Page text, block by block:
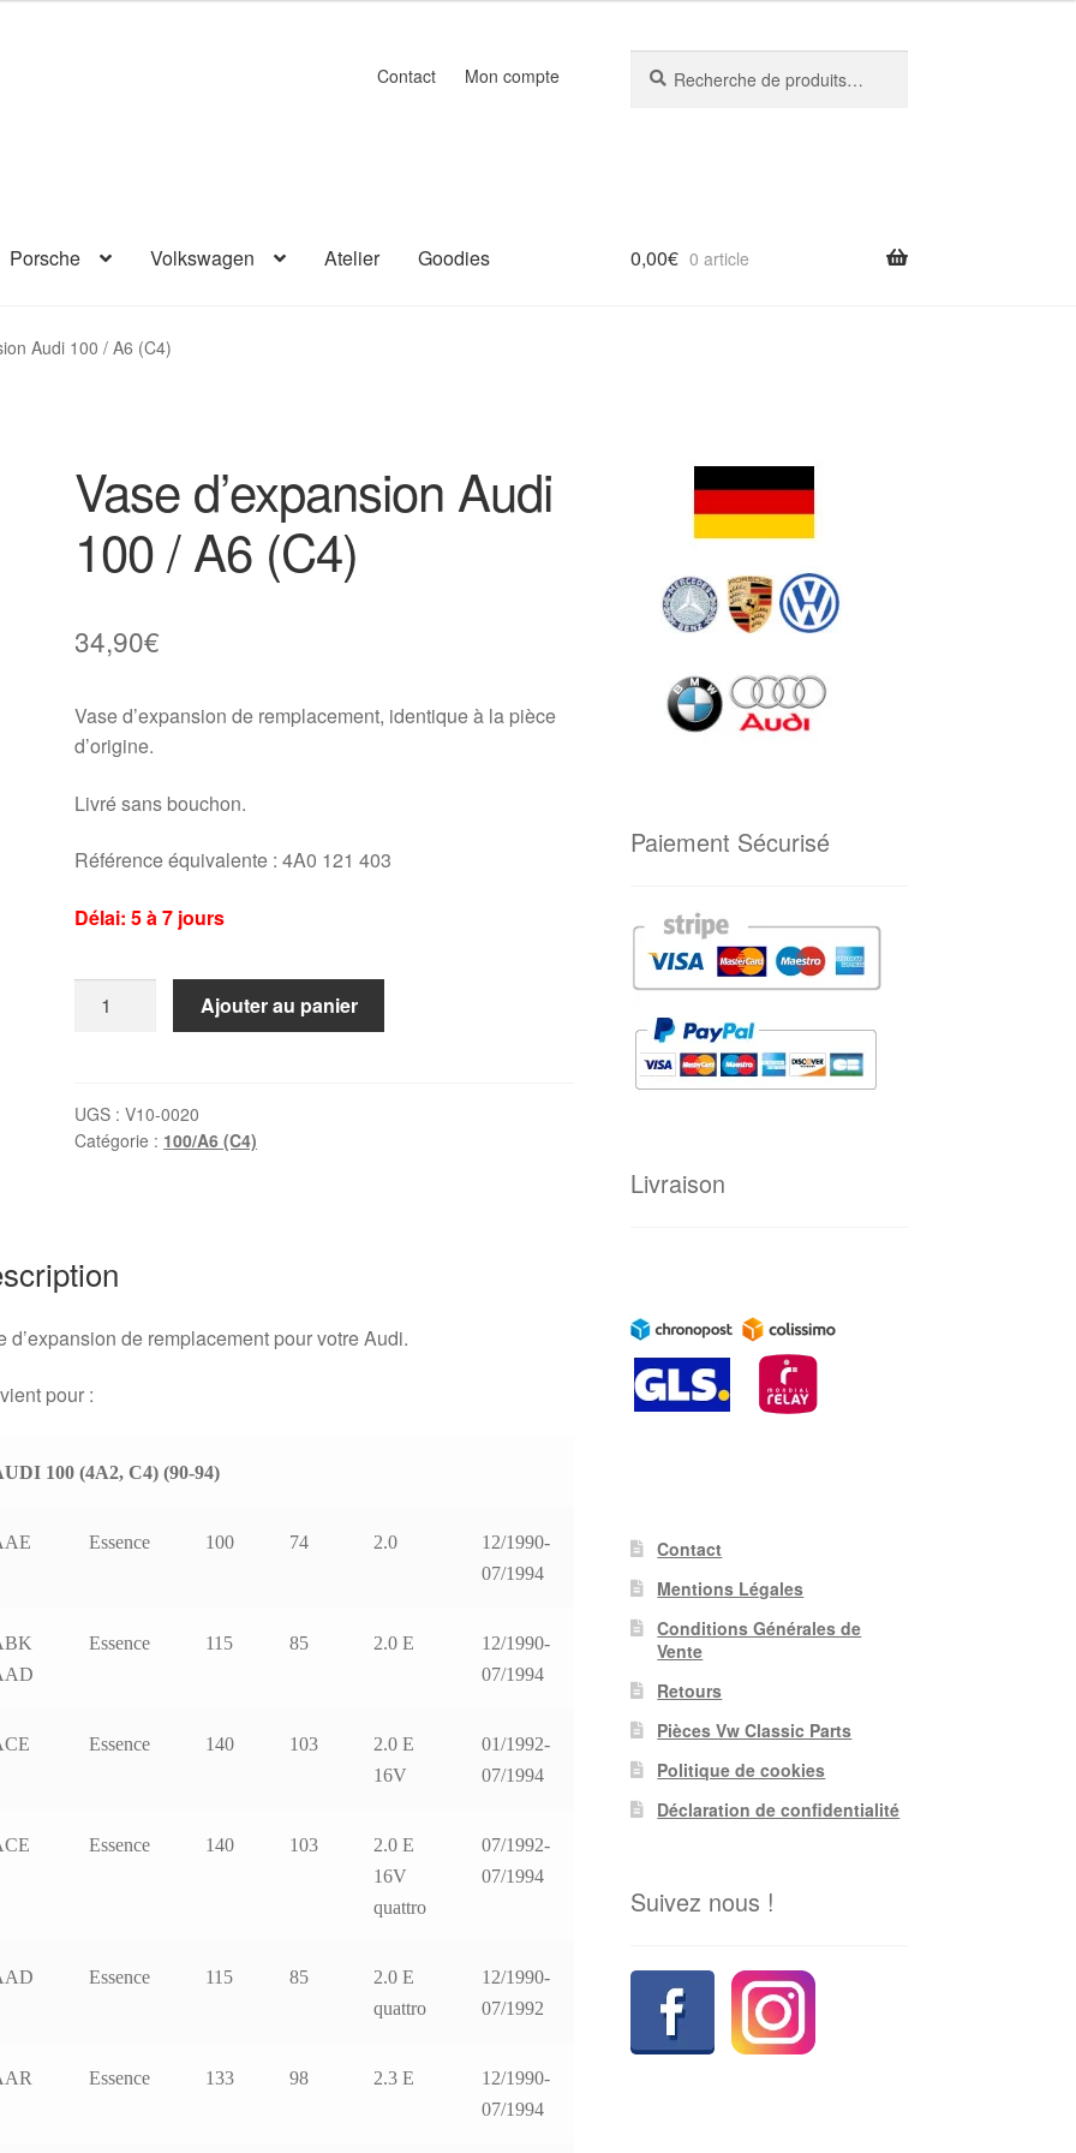
Contact Mon compte
pour :
Porsche Volkswagen Atelier Goodies 0,00€ 0 article
Audi 100 / A6 (C4)
Vase d’expansion Audi
100 / A6 (C4)
34,90€
Vase d’expansion de remplacement, identique à la pièce
d’origine.
Livré sans bouchon.
Référence équivalente : 4A0 121 403
Délai: 5 à 7 jours
Audi
100
Ajouter au panier
UGS :V10-0020
Catégorie : 100/A6 (C4)
d’expansion de remplacement pour votre Audi.
pour :
100 (4A2, C4) (90-94)
Essence 100 74 2.0
12/1990-
07/1994
Essence 115 85 2.0 E
12/1990-
07/1994
Essence 140 103
2.0 E
16V
01/1992-
07/1994
Essence 140 103
2.0 E
16V
quattro
07/1992-
07/1994
Essence 115 85
2.0 E
quattro
12/1990-
07/1992
Essence 133 98 2.3 E
12/1990-
07/1994
Paiement Sécurisé
Livraison
Contact
Mentions Légales
Conditions Générales de
Vente
Retours
Pièces Vw Classic Parts
Politique de cookies
Déclaration de confidentialité
Suivez nous !